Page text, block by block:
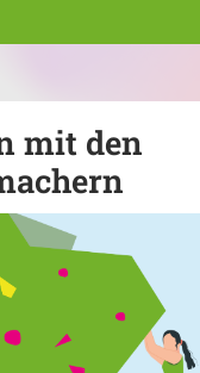
mit den